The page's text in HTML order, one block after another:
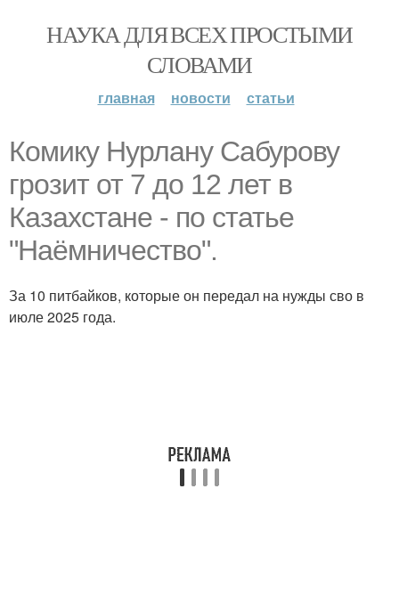
НАУКА ДЛЯ ВСЕХ ПРОСТЫМИ
СЛОВАМИ
главная новости статьи
Комику Нурлану Сабурову
грозит от 7 до 12 лет в
Казахстане - по статье
"Наёмничество".
За 10 питбайков, которые он передал на нужды сво в
июле 2025 года.